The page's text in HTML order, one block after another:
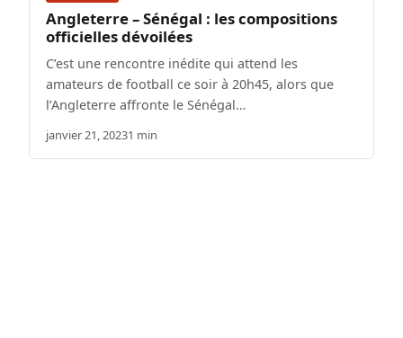
Angleterre – Sénégal : les compositions
officielles dévoilées
C’est une rencontre inédite qui attend les
amateurs de football ce soir à 20h45, alors que
l’Angleterre affronte le Sénégal…
janvier 21, 20231 min